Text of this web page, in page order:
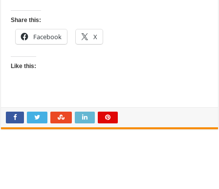
Share this:
Facebook X
Like this: